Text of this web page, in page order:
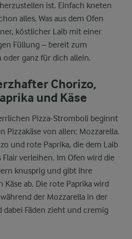
ist. Einfach kneten
alles. Was aus dem Ofen
köstlicher Laib mit einer
Füllung – bereit zum
oder ganz für dich allein.
Chorizo,
und Käse
Pizza-Stromboli beginnt
Pizzakäse von allen: Mozzarella.
und rote Paprika, die dem Laib
verleihen. Im Ofen wird die
knusprig und gibt ihre
Käse ab. Die rote Paprika wird
der Mozzarella in der
Fäden zieht und cremig